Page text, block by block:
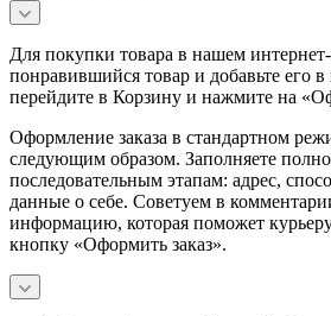
Для покупки товара в нашем
понравившийся товар и добавьте его в
перейдите в Корзину и нажмите на
Оформление заказа в стандартном
следующим образом. Заполняете
последовательным этапам: адрес,
данные о себе. Советуем в
информацию, которая поможет
кнопку «Оформить заказ».